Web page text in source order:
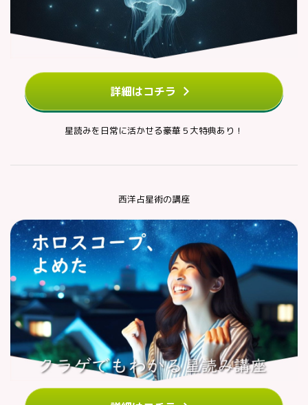
詳細はコチラ
星読みを日常に活かせる豪華５大特典あり！
西洋占星術の講座